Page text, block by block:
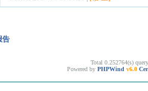
告
Total 0.252764(s)
Powered by PHPWind v6.0